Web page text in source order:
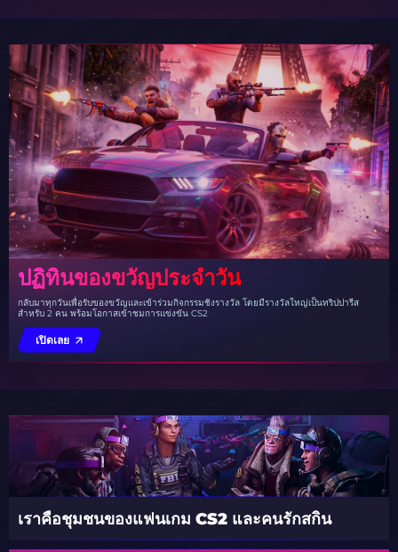
ปฏิทินของขวัญประจำวัน
กลับมาทุกวันเพื่อรับของขวัญและเข้าร่วมกิจกรรมชิงรางวัล โดยมีรางวัลใหญ่เป็นทริปปารีส
สำหรับ 2 คน พร้อมโอกาสเข้าชมการแข่งขัน CS2
เปิดเลย
เราคือชุมชนของแฟนเกม CS2 และคนรักสกิน